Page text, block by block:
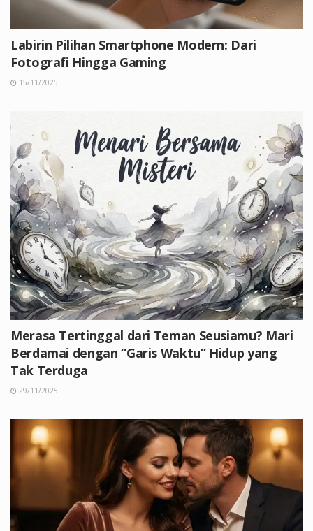
Labirin Pilihan Smartphone Modern: Dari
Fotografi Hingga Gaming
15/11/2025
Merasa Tertinggal dari Teman Seusiamu? Mari
Berdamai dengan “Garis Waktu” Hidup yang
Tak Terduga
29/11/2025